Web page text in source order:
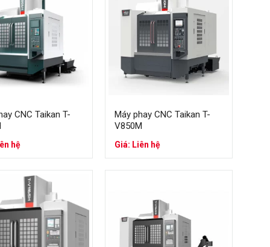
thống kê, trong những năm gần đây có hơn
hàng không, hàng hải, cơ khí, khuôn mẫu, năng
T-V856S đạt hơn 10.000 máy/ năm.
CNC Taikan T-
hệ
Máy phay CNC Taikan T-
V850M
Giá: Liên hệ